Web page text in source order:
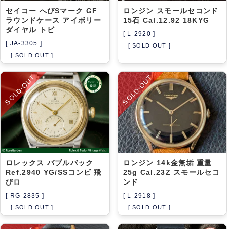
セイコー へびSマーク GF
ラウンドケース アイボリー
ダイヤル トビ
[ JA-3305 ]
[ SOLD OUT ]
ロンジン スモールセコンド
15石 Cal.12.92 18KYG
[ L-2920 ]
[ SOLD OUT ]
SOLD-OUT
ロレックス バブルバック
Ref.2940 YG/SSコンビ 飛
びロ
[ RG-2835 ]
[ SOLD OUT ]
SOLD-OUT
ロンジン 14k金無垢 重量
25g Cal.23Z スモールセコ
ンド
[ L-2918 ]
[ SOLD OUT ]